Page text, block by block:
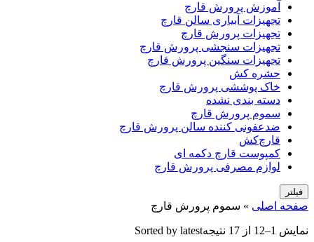
آموزش پرورش قارچ
تجهیزات آبیاری سالن قارچ
تجهیزات پرورش قارچ
تجهیزات سنجشی پرورش قارچ
تجهیزات سنگین پرورش قارچ
حشره کش
خاک پوششی پرورش قارچ
دسته بندی نشده
سموم پرورش قارچ
ضدعفونی کننده سالن پرورش قارچ
قارچ‌کش
کمپوست قارچ دکمه‌ ای
لوازم مصرفی پرورش قارچ
فیلتر
صفحه اصلی » سموم پرورش قارچ
نمایش 1–12 از 17 نتیجه Sorted by latest